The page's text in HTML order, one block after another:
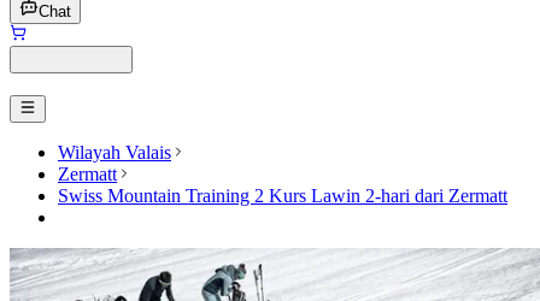
Chat
Wilayah Valais
Zermatt
Swiss Mountain Training 2 Kurs Lawin 2-hari dari Zermatt